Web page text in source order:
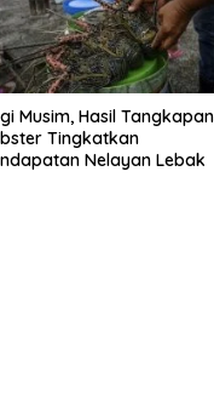
Musim, Hasil Tangkapan
Tingkatkan
Nelayan Lebak